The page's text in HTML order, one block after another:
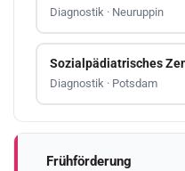
Diagnostik · Neuruppin
Sozialpädiatrisches
Diagnostik · Potsdam
Frühförderung